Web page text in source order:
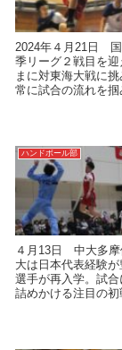
2024年４月21日 国
季リーグ２戦目を
まに対東海大戦に
常に試合の流れを掴
ハンドボール部
４月13日 中大多摩
大は日本代表経験
選手が再入学。試
詰めかける注目の初